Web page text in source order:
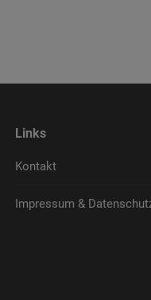
Links
Kontakt
Impressum &